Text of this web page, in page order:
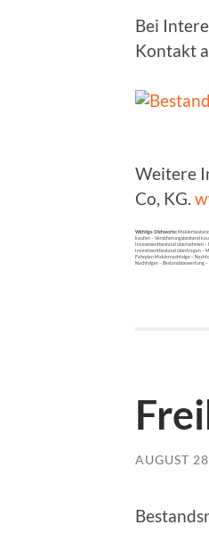
Bei
Kontakt
Weitere
Co, KG.
Wichtige Stichworte:
kaufen – Versicherungsbestand
Investmentbestand übernehmen
Investmentbestand übertragen –
Fahrplan Maklernachfolge –
Nachfolger – Bestandsbewertung
AUGUST